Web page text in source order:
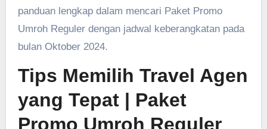
panduan lengkap dalam mencari Paket Promo
Umroh Reguler dengan jadwal keberangkatan pada
bulan Oktober 2024.
Tips Memilih Travel Agen
yang Tepat| Paket
Promo Umroh Reguler